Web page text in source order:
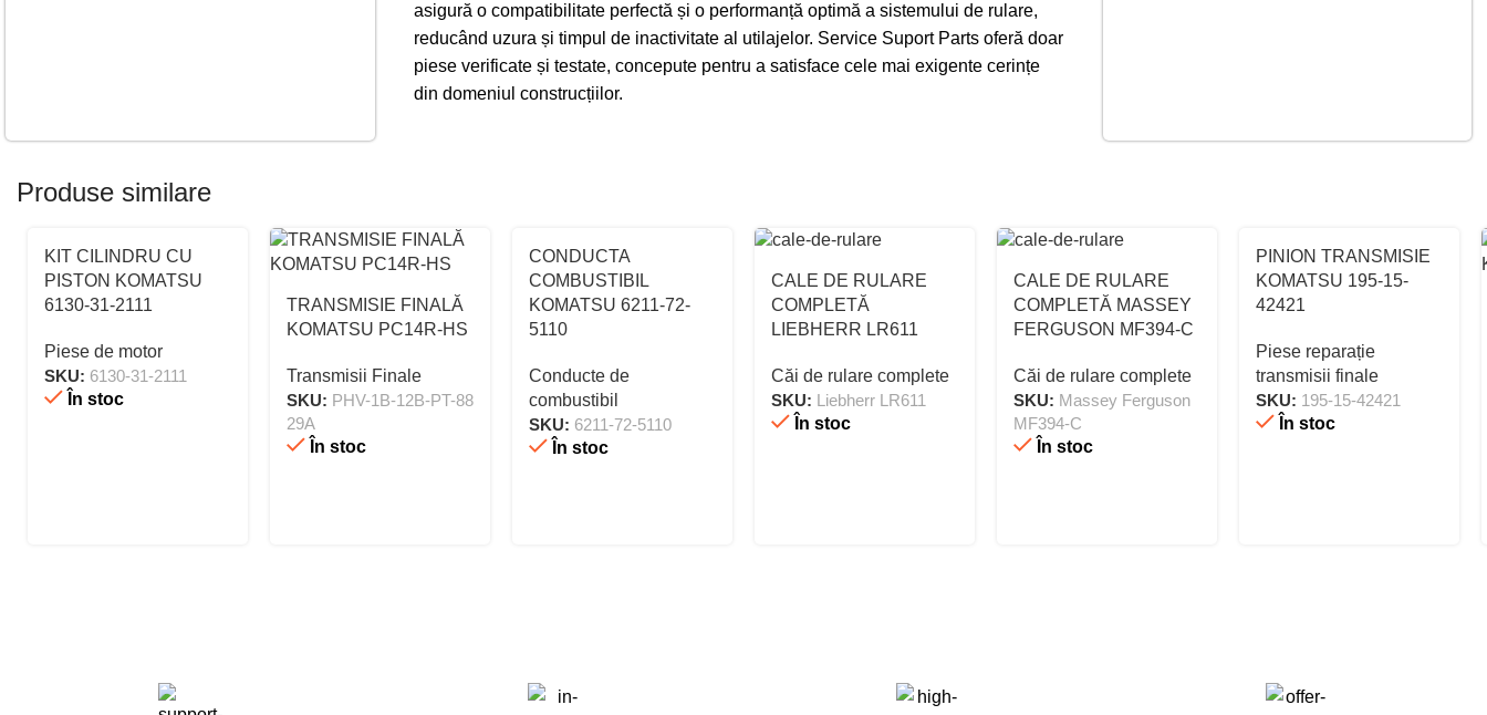
asigură o compatibilitate perfectă și o performanță optimă a sistemului de rulare,
reducând uzura și timpul de inactivitate al utilajelor. Service Suport Parts oferă doar
piese verificate și testate, concepute pentru a satisface cele mai exigente cerințe
din domeniul construcțiilor.
Produse similare
KIT CILINDRU CU
PISTON KOMATSU
6130-31-2111
Piese de motor
SKU: 6130-31-2111
În stoc
TRANSMISIE FINALĂ
KOMATSU PC14R-HS
Transmisii Finale
SKU: PHV-1B-12B-PT-88
29A
În stoc
CONDUCTA
COMBUSTIBIL
KOMATSU 6211-72-
5110
Conducte de
combustibil
SKU: 6211-72-5110
În stoc
CALE DE RULARE
COMPLETĂ
LIEBHERR LR611
Căi de rulare complete
SKU: Liebherr LR611
În stoc
CALE DE RULARE
COMPLETĂ MASSEY
FERGUSON MF394-C
Căi de rulare complete
SKU: Massey Ferguson
MF394-C
În stoc
PINION TRANSMISIE
KOMATSU 195-15-
42421
Piese reparație
transmisii finale
SKU: 195-15-42421
În stoc